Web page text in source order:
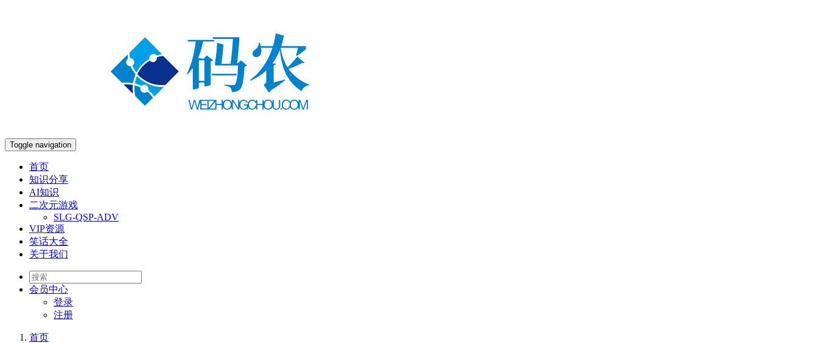
Toggle navigation
首页
知识分享
AI知识
二次元游戏
SLG-QSP-ADV
VIP资源
笑话大全
关于我们
会员中心
登录
注册
首页